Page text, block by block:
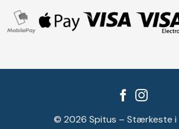
© 2026 Spitus – Stærkeste i